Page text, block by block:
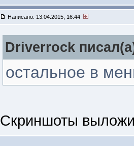
Написано: 13.04.2015, 16:44
Driverrock
остальное в
Скриншоты